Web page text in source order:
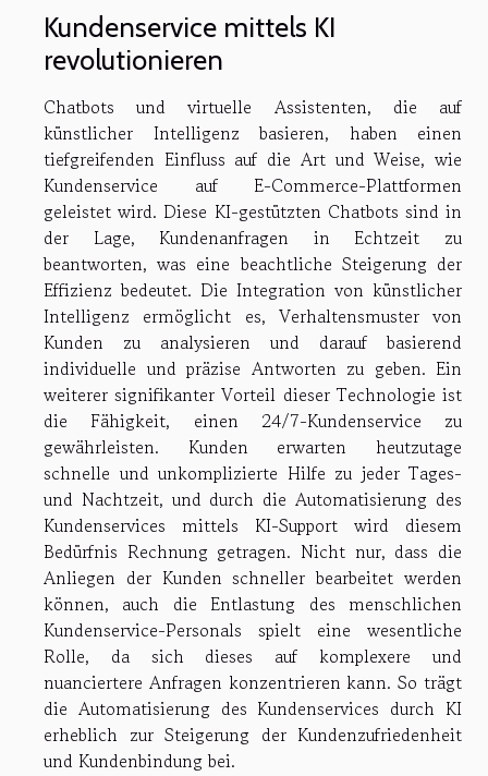
Kundenservice mittels KI
revolutionieren
Chatbots und virtuelle Assistenten, die auf
künstlicher Intelligenz basieren, haben einen
tiefgreifenden Einfluss auf die Art und Weise, wie
Kundenservice auf E-Commerce-Plattformen
geleistet wird. Diese KI-gestützten Chatbots sind in
der Lage, Kundenanfragen in Echtzeit zu
beantworten, was eine beachtliche Steigerung der
Effizienz bedeutet. Die Integration von künstlicher
Intelligenz ermöglicht es, Verhaltensmuster von
Kunden zu analysieren und darauf basierend
individuelle und präzise Antworten zu geben. Ein
weiterer signifikanter Vorteil dieser Technologie ist
die Fähigkeit, einen 24/7-Kundenservice zu
gewährleisten. Kunden erwarten heutzutage
schnelle und unkomplizierte Hilfe zu jeder Tages-
und Nachtzeit, und durch die Automatisierung des
Kundenservices mittels KI-Support wird diesem
Bedürfnis Rechnung getragen. Nicht nur, dass die
Anliegen der Kunden schneller bearbeitet werden
können, auch die Entlastung des menschlichen
Kundenservice-Personals spielt eine wesentliche
Rolle, da sich dieses auf komplexere und
nuanciertere Anfragen konzentrieren kann. So trägt
die Automatisierung des Kundenservices durch KI
erheblich zur Steigerung der Kundenzufriedenheit
und Kundenbindung bei.